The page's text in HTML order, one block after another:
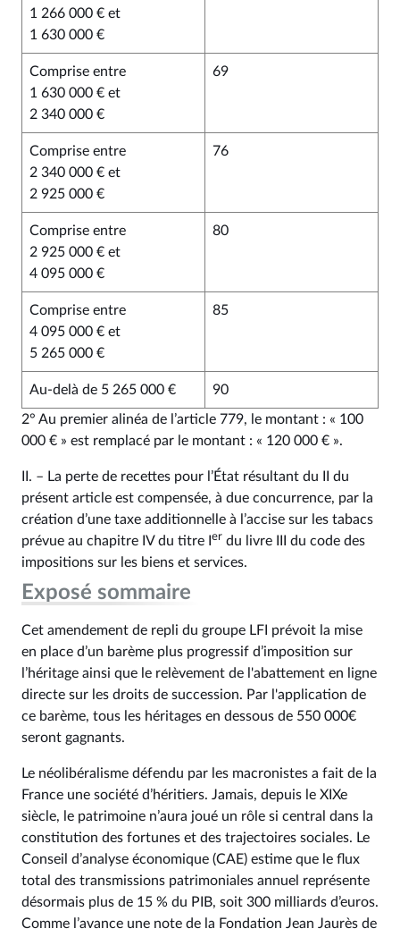
1 266 000 € et
1 630 000 €
Comprise entre
1 630 000 € et
2 340 000 €
69
Comprise entre
2 340 000 € et
2 925 000 €
76
Comprise entre
2 925 000 € et
4 095 000 €
80
Comprise entre
4 095 000 € et
5 265 000 €
85
Au-delà de 5 265 000 € 90
2° Au premier alinéa de l’article 779, le montant : « 100
000 € » est remplacé par le montant : « 120 000 € ».
II. – La perte de recettes pour l’État résultant du II du
présent article est compensée, à due concurrence, par la
création d’une taxe additionnelle à l’accise sur les tabacs
prévue au chapitre IV du titre I er du livre III du code des
impositions sur les biens et services.
Exposé sommaire
Cet amendement de repli du groupe LFI prévoit la mise
en place d’un barème plus progressif d’imposition sur
l’héritage ainsi que le relèvement de l'abattement en ligne
directe sur les droits de succession. Par l'application de
ce barème, tous les héritages en dessous de 550 000€
seront gagnants.
Le néolibéralisme défendu par les macronistes a fait de la
France une société d’héritiers. Jamais, depuis le XIXe
siècle, le patrimoine n’aura joué un rôle si central dans la
constitution des fortunes et des trajectoires sociales. Le
Conseil d’analyse économique (CAE) estime que le flux
total des transmissions patrimoniales annuel représente
désormais plus de 15 % du PIB, soit 300 milliards d’euros.
Comme l’avance une note de la Fondation Jean Jaurès de